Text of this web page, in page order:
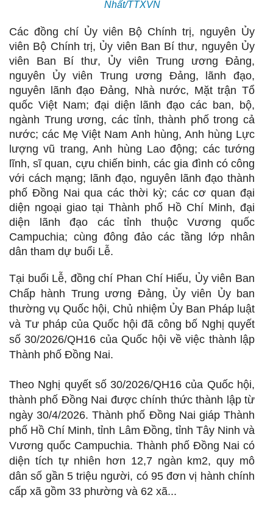
Nhất/TTXVN
Các đồng chí Ủy viên Bộ Chính trị, nguyên Ủy
viên Bộ Chính trị, Ủy viên Ban Bí thư, nguyên Ủy
viên Ban Bí thư, Ủy viên Trung ương Đảng,
nguyên Ủy viên Trung ương Đảng, lãnh đạo,
nguyên lãnh đạo Đảng, Nhà nước, Mặt trận Tổ
quốc Việt Nam; đại diện lãnh đạo các ban, bộ,
ngành Trung ương, các tỉnh, thành phố trong cả
nước; các Mẹ Việt Nam Anh hùng, Anh hùng Lực
lượng vũ trang, Anh hùng Lao động; các tướng
lĩnh, sĩ quan, cựu chiến binh, các gia đình có công
với cách mạng; lãnh đạo, nguyên lãnh đạo thành
phố Đồng Nai qua các thời kỳ; các cơ quan đại
diện ngoại giao tại Thành phố Hồ Chí Minh, đại
diện lãnh đạo các tỉnh thuộc Vương quốc
Campuchia; cùng đông đảo các tầng lớp nhân
dân tham dự buổi Lễ.
Tại buổi Lễ, đồng chí Phan Chí Hiếu, Ủy viên Ban
Chấp hành Trung ương Đảng, Ủy viên Ủy ban
thường vụ Quốc hội, Chủ nhiệm Ủy Ban Pháp luật
và Tư pháp của Quốc hội đã công bố Nghị quyết
số 30/2026/QH16 của Quốc hội về việc thành lập
Thành phố Đồng Nai.
Theo Nghị quyết số 30/2026/QH16 của Quốc hội,
thành phố Đồng Nai được chính thức thành lập từ
ngày 30/4/2026. Thành phố Đồng Nai giáp Thành
phố Hồ Chí Minh, tỉnh Lâm Đồng, tỉnh Tây Ninh và
Vương quốc Campuchia. Thành phố Đồng Nai có
diện tích tự nhiên hơn 12,7 ngàn km2, quy mô
dân số gần 5 triệu người, có 95 đơn vị hành chính
cấp xã gồm 33 phường và 62 xã...